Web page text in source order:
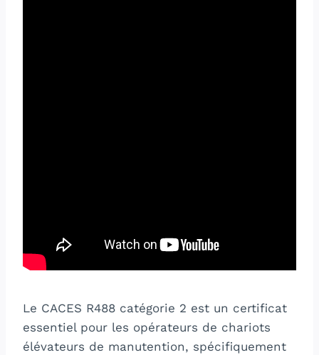
Le CACES R488 catégorie 2 est un certificat
essentiel pour les opérateurs de chariots
élévateurs de manutention, spécifiquement